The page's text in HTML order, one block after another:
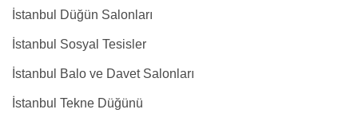
İstanbul Düğün Salonları
İstanbul Sosyal Tesisler
İstanbul Balo ve Davet Salonları
İstanbul Tekne Düğünü